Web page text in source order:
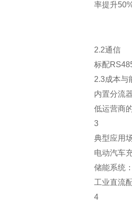
率提升
2.2通信
标配
2.3成本与
内置分流
低运营商
3
典型应用
电动汽车
储能系统
工业直流
4